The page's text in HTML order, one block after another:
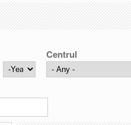
Year
Centrul